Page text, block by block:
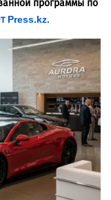
программы по
Press.kz.